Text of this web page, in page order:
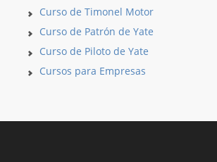
Curso de Timonel Motor
Curso de Patrón de Yate
Curso de Piloto de Yate
Cursos para Empresas